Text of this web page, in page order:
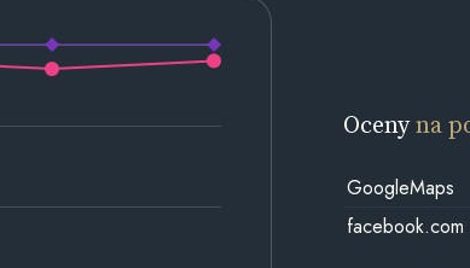
Ocenyna
GoogleMaps
facebook.com